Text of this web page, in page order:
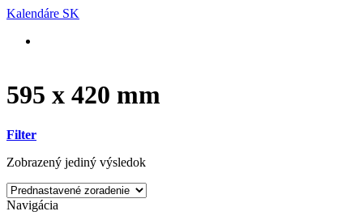
Skip
content
Kalendáre SK
595 x 420 mm
Filter
Zobrazený jediný výsledok
Navigácia